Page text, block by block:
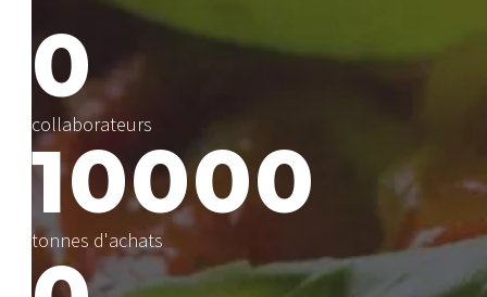
0
collaborateurs
10000
tonnes d'achats